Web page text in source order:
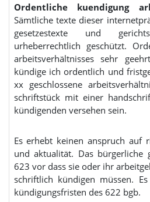
Ordentliche kuendigung
Sämtliche texte dieser
gesetzestexte und
urheberrechtlich geschützt.
arbeitsverhältnisses sehr
kündige ich ordentlich und
xx geschlossene
schriftstück mit einer
kündigenden versehen sein.
Es erhebt keinen anspruch auf
und aktualität. Das bürgerliche
623 vor dass sie oder ihr
schriftlich kündigen müssen.
kündigungsfristen des 622 bgb.